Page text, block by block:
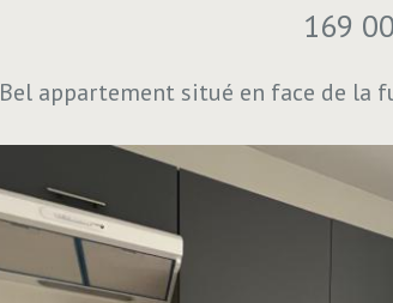
169
Bel appartement situé en face de la